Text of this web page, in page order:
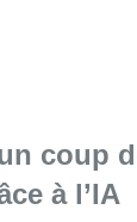
coup
à l’IA